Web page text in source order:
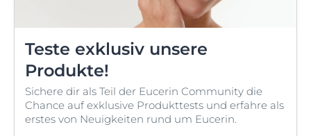
Teste exklusiv unsere
Produkte!
Sichere dir als Teil der Eucerin Community die
Chance auf exklusive Produkttests und erfahre als
erstes von Neuigkeiten rund um Eucerin.